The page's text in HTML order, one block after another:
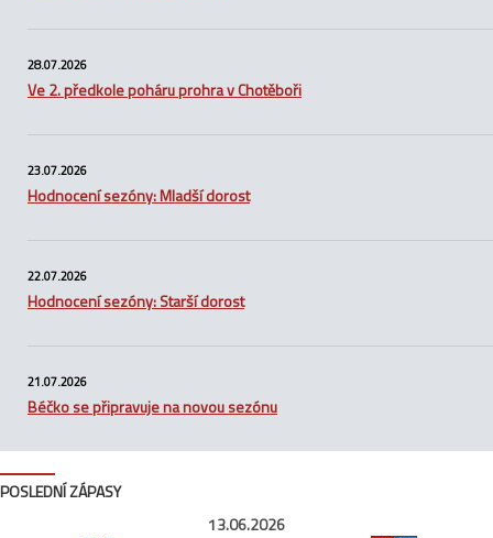
28.07.2026
Ve 2. předkole poháru prohra v Chotěboři
23.07.2026
Hodnocení sezóny: Mladší dorost
22.07.2026
Hodnocení sezóny: Starší dorost
21.07.2026
Béčko se připravuje na novou sezónu
POSLEDNÍ ZÁPASY
13.06.2026